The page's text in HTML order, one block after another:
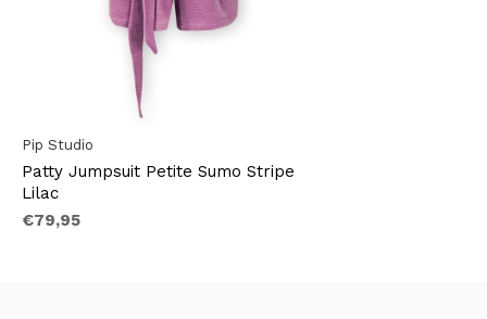
Pip Studio
Patty Jumpsuit Petite Sumo Stripe
Lilac
€79,95